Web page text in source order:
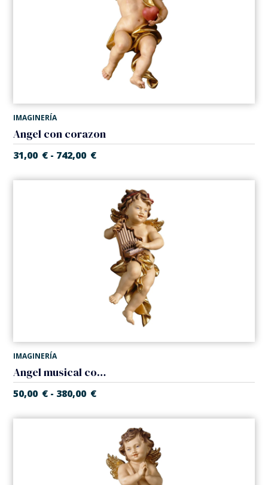
IMAGINERÍA
Angel con corazon
31,00 € - 742,00 €
IMAGINERÍA
Angel musical con organo
50,00 € - 380,00 €